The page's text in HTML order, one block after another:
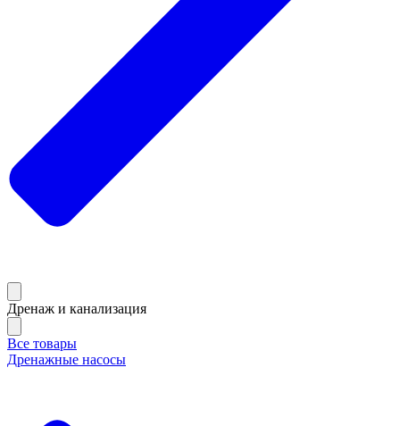
Дренаж и канализация
Все товары
Дренажные насосы